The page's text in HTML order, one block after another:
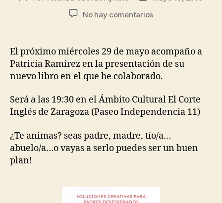
No hay comentarios
El próximo miércoles 29 de mayo acompaño a
Patricia Ramírez en la presentación de su
nuevo libro en el que he colaborado.
Será a las 19:30 en el Ámbito Cultural El Corte
Inglés de Zaragoza (Paseo Independencia 11)
¿Te animas? seas padre, madre, tío/a…
abuelo/a…o vayas a serlo puedes ser un buen
plan!